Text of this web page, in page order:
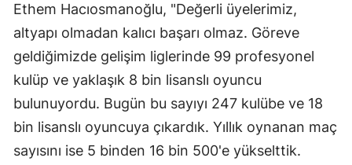
Tunceli
Şanlıurfa
Uşak
Yozgat
Ethem Hacıosmanoğlu, "Değerli üyelerimiz,
altyapı olmadan kalıcı başarı olmaz. Göreve
geldiğimizde gelişim liglerinde 99 profesyonel
kulüp ve yaklaşık 8 bin lisanslı oyuncu
bulunuyordu. Bugün bu sayıyı 247 kulübe ve 18
bin lisanslı oyuncuya çıkardık. Yıllık oynanan maç
sayısını ise 5 binden 16 bin 500'e yükselttik.